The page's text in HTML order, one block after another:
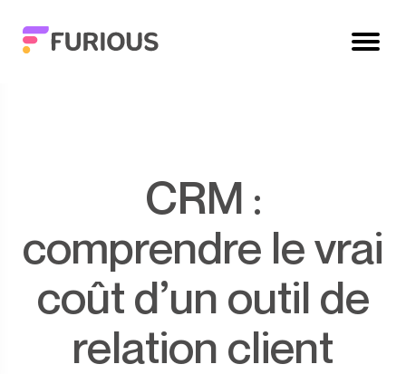
CRM :
comprendre le vrai
coût d’un outil de
relation client